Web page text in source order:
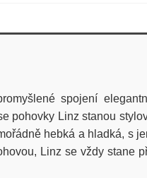
spojení
pohovky Linzstanou
hebká a hladká, s
, Linz sevždy stane